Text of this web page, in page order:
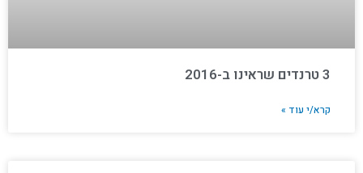
3 טרנדים שראינו ב-2016
קרא/י עוד »